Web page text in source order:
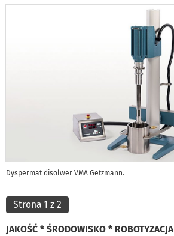
Dyspermat disolwer VMA Getzmann.
Strona 1 z 2
JAKOŚĆ * ŚRODOWISKO * ROBOTYZACJA